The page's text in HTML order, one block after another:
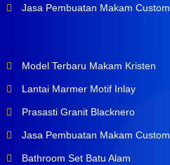
Jasa Pembuatan Makam Custom
Model Terbaru Makam Kristen
Lantai Marmer Motif Inlay
Prasasti Granit Blacknero
Jasa Pembuatan Makam Custom
Bathroom Set Batu Alam